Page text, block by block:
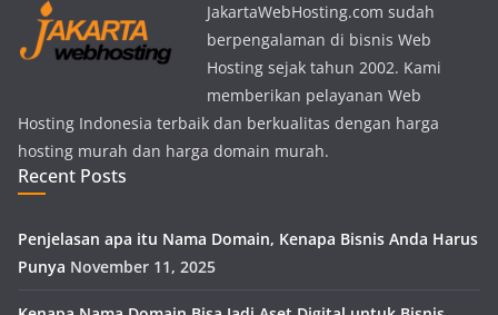
JakartaWebHosting.com sudah
berpengalaman di bisnis Web
Hosting sejak tahun 2002. Kami
memberikan pelayanan Web
Hosting Indonesia terbaik dan berkualitas dengan harga
hosting murah dan harga domain murah.
Recent Posts
Penjelasan apa itu Nama Domain, Kenapa Bisnis Anda Harus
Punya November 11, 2025